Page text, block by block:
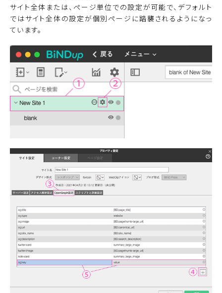
サイト全体または、ページ単位での設定が可能で、デフォルト
ではサイト全体の設定が個別ページに踏襲されるようになっ
ています。